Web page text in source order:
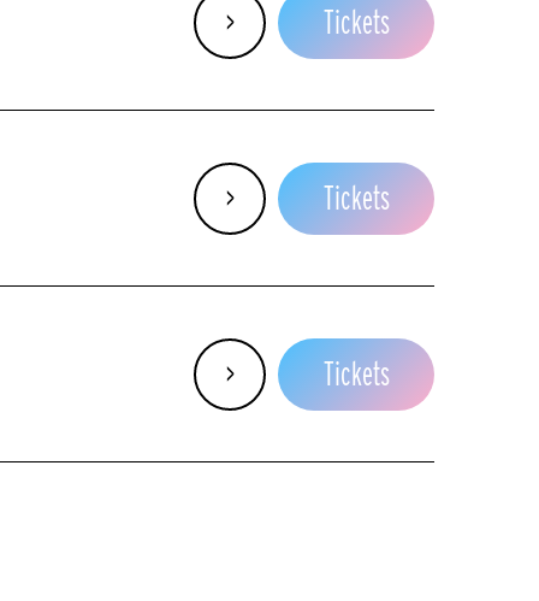
> Tickets
> Tickets
> Tickets